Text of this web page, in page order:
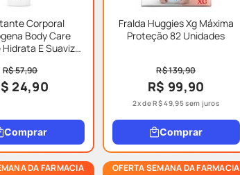
Corporal
Body Care
E Suaviza
R$ 57,90
24,90
Comprar
Fralda Huggies Xg Máxima
Proteção 82 Unidades
R$ 139,90
R$ 99,90
2x deR$49,95sem juros
Comprar
DA FARMACIA OFERTA SEMANA DA FARMACIA